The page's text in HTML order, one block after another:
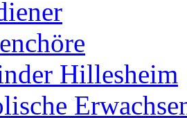
Hillesheim